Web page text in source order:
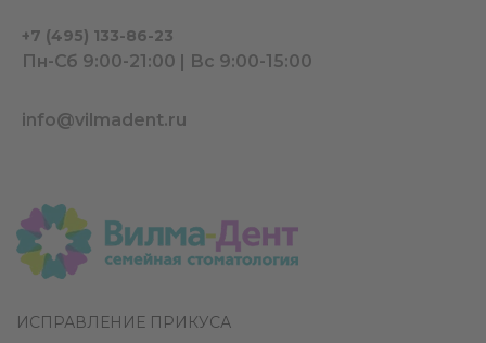
+7 (495) 133-86-23
Пн-Сб 9:00-21:00 | Вс 9:00-15:00
info@vilmadent.ru
ИСПРАВЛЕНИЕ ПРИКУСА